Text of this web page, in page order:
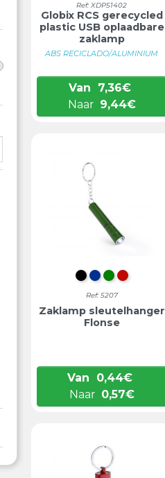
Ref: XDP51402
Globix RCS gerecycled
plastic USB oplaadbare
zaklamp
ABS RECICLADO/ALUMINIUM
Van 7,36€
Naar 9,44€
ZWART
BLAUW
GROEN
ROOD
Ref: 5207
Zaklamp sleutelhanger
Flonse
Van 0,44€
Naar 0,57€